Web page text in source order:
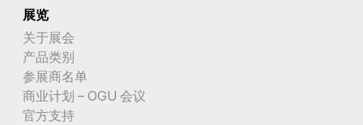
展览
关于展会
产品类别
参展商名单
商业计划 – OGU 会议
官方支持